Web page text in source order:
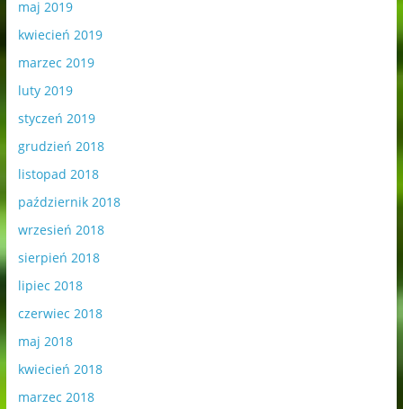
maj 2019
kwiecień 2019
marzec 2019
luty 2019
styczeń 2019
grudzień 2018
listopad 2018
październik 2018
wrzesień 2018
sierpień 2018
lipiec 2018
czerwiec 2018
maj 2018
kwiecień 2018
marzec 2018